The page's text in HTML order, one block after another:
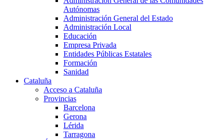
Autónomas
Administración General del Estado
Administración Local
Educación
Empresa Privada
Entidades Públicas Estatales
Formación
Sanidad
Cataluña
Acceso a Cataluña
Provincias
Barcelona
Gerona
Lérida
Tarragona